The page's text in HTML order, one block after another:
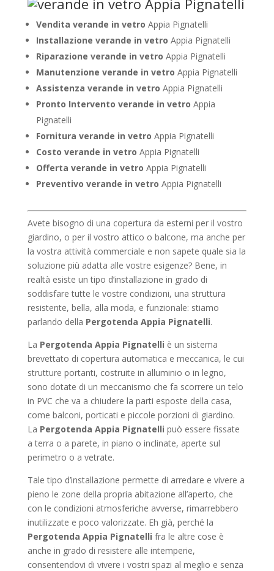
Vendita verande in vetro Appia Pignatelli
Installazione verande in vetro Appia Pignatelli
Riparazione verande in vetro Appia Pignatelli
Manutenzione verande in vetro Appia Pignatelli
Assistenza verande in vetro Appia Pignatelli
Pronto Intervento verande in vetro Appia
Pignatelli
Fornitura verande in vetro Appia Pignatelli
Costo verande in vetro Appia Pignatelli
Offerta verande in vetro Appia Pignatelli
Preventivo verande in vetro Appia Pignatelli
Avete bisogno di una copertura da esterni per il vostro
giardino, o per il vostro attico o balcone, ma anche per
la vostra attività commerciale e non sapete quale sia la
soluzione più adatta alle vostre esigenze? Bene, in
realtà esiste un tipo d’installazione in grado di
soddisfare tutte le vostre condizioni, una struttura
resistente, bella, alla moda, e funzionale: stiamo
parlando della Pergotenda Appia Pignatelli.
La Pergotenda Appia Pignatelli è un sistema
brevettato di copertura automatica e meccanica, le cui
strutture portanti, costruite in alluminio o in legno,
sono dotate di un meccanismo che fa scorrere un telo
in PVC che va a chiudere la parti esposte della casa,
come balconi, porticati e piccole porzioni di giardino.
La Pergotenda Appia Pignatelli può essere fissate
a terra o a parete, in piano o inclinate, aperte sul
perimetro o a vetrate.
Tale tipo d’installazione permette di arredare e vivere a
pieno le zone della propria abitazione all’aperto, che
con le condizioni atmosferiche avverse, rimarrebbero
inutilizzate e poco valorizzate. Eh già, perché la
Pergotenda Appia Pignatelli fra le altre cose è
anche in grado di resistere alle intemperie,
consentendovi di vivere i vostri spazi al meglio e senza